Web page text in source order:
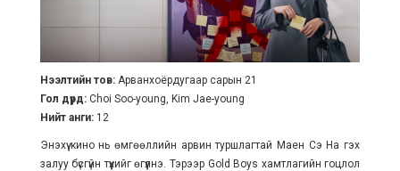
Нээлтийн тов:Арванхоёрдугаар сарын 21
Гол дүрд: Choi Soo-young, Kim Jae-young
Нийт анги: 12
Энэхүү кино нь өмгөөллийн арвин туршлагтай Маен Сэ На гэх
залуу бүсгүйн түүхийг өгүүлнэ. Тэрээр Gold Boys хамтлагийн гоцлол